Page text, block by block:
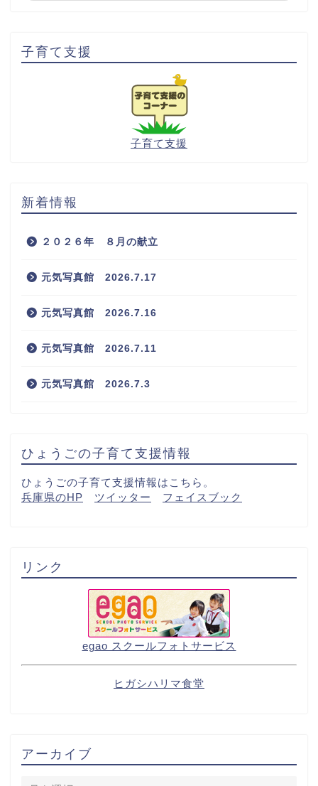
子育て支援
子育て支援
新着情報
２０２６年 ８月の献立
元気写真館 2026.7.17
元気写真館 2026.7.16
元気写真館 2026.7.11
元気写真館 2026.7.3
ひょうごの子育て支援情報
ひょうごの子育て支援情報はこちら。
兵庫県のHP
ツイッター フェイスブック
リンク
egao スクールフォトサービス
ヒガシハリマ食堂
アーカイブ